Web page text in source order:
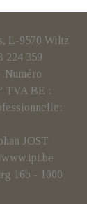
L-9570 Wiltz
224 359
Numéro
TVA BE :
JOST
www.ipi.be
16b - 1000